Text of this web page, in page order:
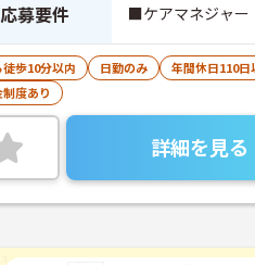
応募要件 ■ケアマネジャ
歩10分以内 日勤のみ 年間休日110日
度あり
詳細を見る